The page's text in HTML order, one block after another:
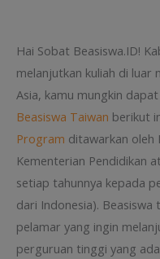
Hai Sobat Beasiswa.ID!
melanjutkan kuliah di luar
Asia, kamu mungkin
Beasiswa Taiwan berikut
Program ditawarkan oleh
Kementerian Pendidikan
setiap tahunnya kepada
dari Indonesia).
pelamar yang ingin
perguruan tinggi yang